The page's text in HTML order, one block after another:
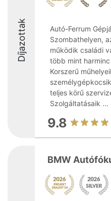
Díjazottak
Autó-Ferrum
Szombathelyen,
működik családi
több mint
Korszerű
teljes körű
Szolgáltatásaik ...
9.8
BMW